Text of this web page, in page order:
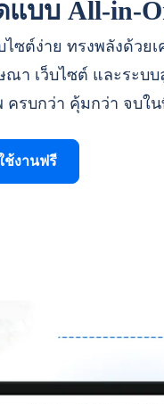
บบ All-in-
ไซต์ง่าย ทรงพลังด้วย
า เว็บไซต์ และระบ
รบกว่า คุ้มกว่า จบใน
ช้งานฟรี